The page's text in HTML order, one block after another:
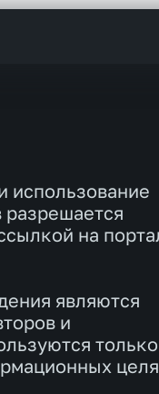
использование
разрешается
на
являются
и